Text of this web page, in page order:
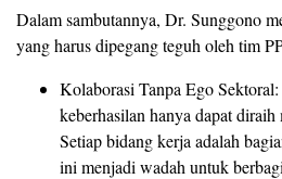
Dalam sambutannya, Dr. Sunggono
yang harus dipegang teguh oleh tim
Kolaborasi Tanpa Ego
keberhasilan hanya dapat
Setiap bidang kerja adalah
ini menjadi wadah untuk